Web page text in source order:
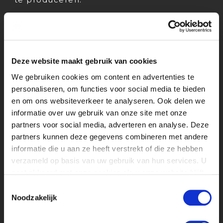
Deze website maakt gebruik van cookies
We gebruiken cookies om content en advertenties te
personaliseren, om functies voor social media te bieden
en om ons websiteverkeer te analyseren. Ook delen we
informatie over uw gebruik van onze site met onze
partners voor social media, adverteren en analyse. Deze
partners kunnen deze gegevens combineren met andere
informatie die u aan ze heeft verstrekt of die ze hebben
verzameld op basis van uw gebruik van hun services. U
Noodzakelijk
7. Productieassistent: ondersteunt de
van de juiste acteurs of castleden voor
een productie.
9. Art Director: verantwoordelijk voor het
visuele ontwerp van de sets, kostuums en
andere visuele elementen van een
verantwoordelijk voor het ontwerpen en
coördineren van alle visuele effecten die